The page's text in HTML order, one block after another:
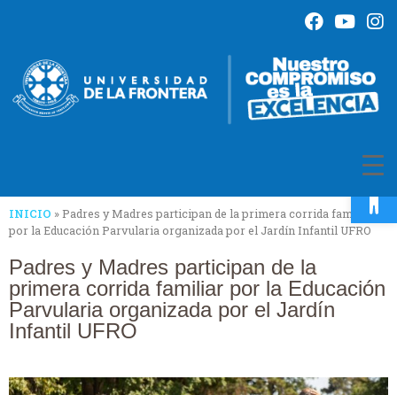
INICIO »Padres y Madres participan de la primera corrida familiar
por la Educación Parvularia organizada por el Jardín Infantil UFRO
Padres y Madres participan de la
primera corrida familiar por la Educación
Parvularia organizada por el Jardín
Infantil UFRO